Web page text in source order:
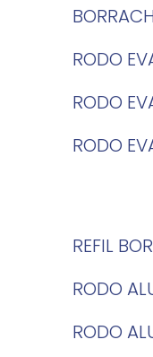
RODO
RODO
RODO
REFIL
RODO
RODO